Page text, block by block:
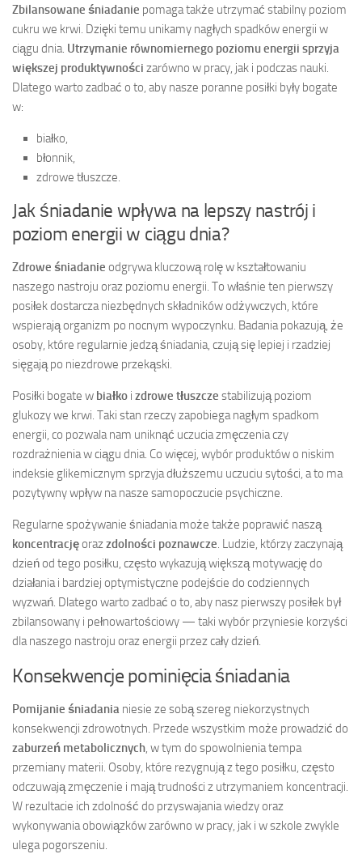
Zbilansowane śniadanie pomaga także utrzymać stabilny poziom
cukru we krwi. Dzięki temu unikamy nagłych spadków energii w
ciągu dnia. Utrzymanie równomiernego poziomu energii sprzyja
większej produktywności zarówno w pracy, jak i podczas nauki.
Dlatego warto zadbać o to, aby nasze poranne posiłki były bogate
w:
białko,
błonnik,
zdrowe tłuszcze.
Jak śniadanie wpływa na lepszy nastrój i
poziom energii w ciągu dnia?
Zdrowe śniadanie odgrywa kluczową rolę w kształtowaniu
naszego nastroju oraz poziomu energii. To właśnie ten pierwszy
posiłek dostarcza niezbędnych składników odżywczych, które
wspierają organizm po nocnym wypoczynku. Badania pokazują, że
osoby, które regularnie jedzą śniadania, czują się lepiej i rzadziej
sięgają po niezdrowe przekąski.
Posiłki bogate w białko i zdrowe tłuszcze stabilizują poziom
glukozy we krwi. Taki stan rzeczy zapobiega nagłym spadkom
energii, co pozwala nam uniknąć uczucia zmęczenia czy
rozdrażnienia w ciągu dnia. Co więcej, wybór produktów o niskim
indeksie glikemicznym sprzyja dłuższemu uczuciu sytości, a to ma
pozytywny wpływ na nasze samopoczucie psychiczne.
Regularne spożywanie śniadania może także poprawić naszą
koncentracjęorazzdolności poznawcze. Ludzie, którzy zaczynają
dzień od tego posiłku, często wykazują większą motywację do
działania i bardziej optymistyczne podejście do codziennych
wyzwań. Dlatego warto zadbać o to, aby nasz pierwszy posiłek był
zbilansowany i pełnowartościowy — taki wybór przyniesie korzyści
dla naszego nastroju oraz energii przez cały dzień.
Konsekwencje pominięcia śniadania
Pomijanie śniadania niesie ze sobą szereg niekorzystnych
konsekwencji zdrowotnych. Przede wszystkim może prowadzić do
zaburzeń metabolicznych, w tym do spowolnienia tempa
przemiany materii. Osoby, które rezygnują z tego posiłku, często
odczuwają zmęczenie i mają trudności z utrzymaniem koncentracji.
W rezultacie ich zdolność do przyswajania wiedzy oraz
wykonywania obowiązków zarówno w pracy, jak i w szkole zwykle
ulega pogorszeniu.